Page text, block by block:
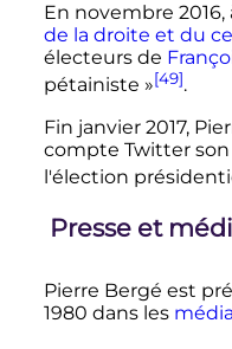
En novembre 2016,
de la droite et du
électeurs de
pétainiste »[49].
Fin janvier 2017,
compte Twitter
l'élection
Presse et
Pierre Bergé est
1980 dans les